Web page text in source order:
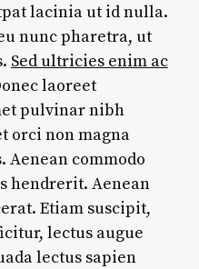
lacinia ut id nulla.
nunc pharetra, ut
Sed ultricies enim ac
laoreet
pulvinar nibh
orci non magna
commodo
hendrerit. Aenean
Etiam suscipit,
lectus augue
lectus sapien